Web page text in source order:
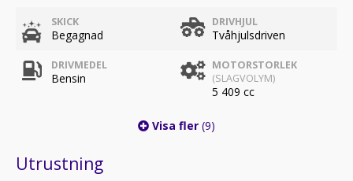
SKICK
Begagnad
DRIVHJUL
Tvåhjulsdriven
DRIVMEDEL
Bensin
MOTORSTORLEK
(SLAGVOLYM)
5 409 cc
Visa fler (9)
Utrustning